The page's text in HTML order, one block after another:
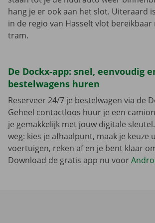
hang je er ook aan het slot. Uiteraard
in de regio van Hasselt vlot
tram.
De Dockx-app: snel, eenvoudig
bestelwagens huren
Reserveer 24/7 je bestelwagen via de
Geheel contactloos huur je een
je gemakkelijk met jouw digitale
weg: kies je afhaalpunt, maak je keuze
voertuigen, reken af en je bent klaar
Download de gratis app nu voor